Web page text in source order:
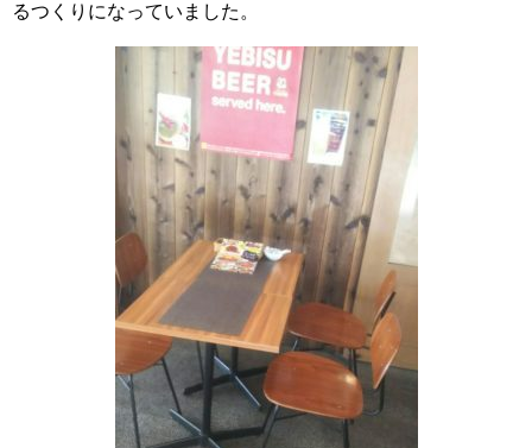
るつくりになっていました。